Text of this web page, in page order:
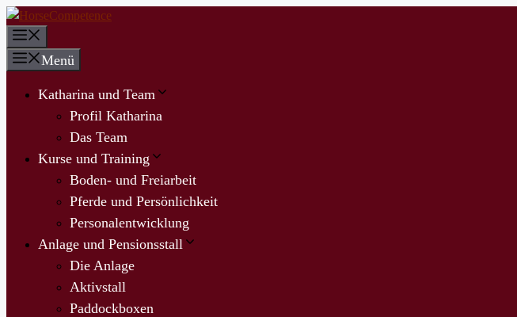
Zum
Inhalt
springenMenü
Katharina und Team
Profil Katharina
Das Team
Kurse und Training
Boden- und Freiarbeit
Pferde und Persönlichkeit
Personalentwicklung
Anlage und Pensionsstall
Die Anlage
Aktivstall
Paddockboxen